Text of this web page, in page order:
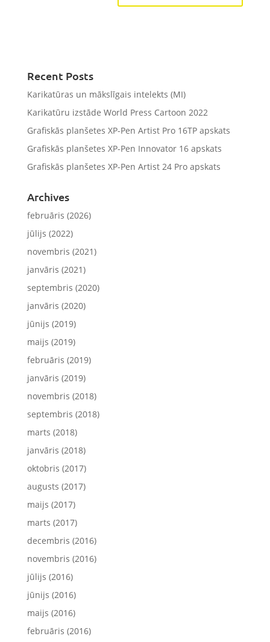
Recent Posts
Karikatūras un mākslīgais intelekts (MI)
Karikatūru izstāde World Press Cartoon 2022
Grafiskās planšetes XP-Pen Artist Pro 16TP apskats
Grafiskās planšetes XP-Pen Innovator 16 apskats
Grafiskās planšetes XP-Pen Artist 24 Pro apskats
Archives
februāris (2026)
jūlijs (2022)
novembris (2021)
janvāris (2021)
septembris (2020)
janvāris (2020)
jūnijs (2019)
maijs (2019)
februāris (2019)
janvāris (2019)
novembris (2018)
septembris (2018)
marts (2018)
janvāris (2018)
oktobris (2017)
augusts (2017)
maijs (2017)
marts (2017)
decembris (2016)
novembris (2016)
jūlijs (2016)
jūnijs (2016)
maijs (2016)
februāris (2016)